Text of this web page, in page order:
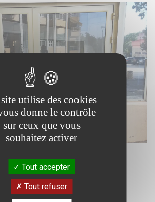
CHÂSSIS DE GRANDES
en abondance
utilise des cookies
donne le contrôle
sur ceux que vous
souhaitez activer
Tout accepter
Tout refuser